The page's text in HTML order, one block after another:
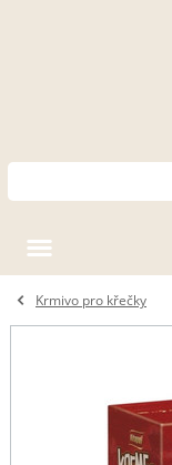
Krmivo pro křečky